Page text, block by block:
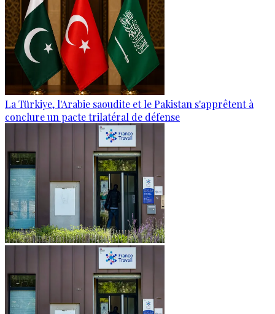
La Türkiye, l'Arabie saoudite et le Pakistan s'apprêtent à
conclure un pacte trilatéral de défense